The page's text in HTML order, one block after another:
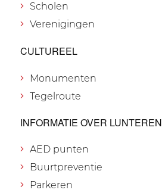
Scholen
Verenigingen
CULTUREEL
Monumenten
Tegelroute
INFORMATIE OVER LUNTEREN
AED punten
Buurtpreventie
Parkeren